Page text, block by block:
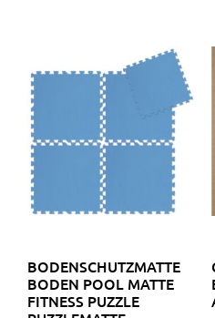
BODENSCHUTZMATTE
BODEN POOL MATTE
FITNESS PUZZLE